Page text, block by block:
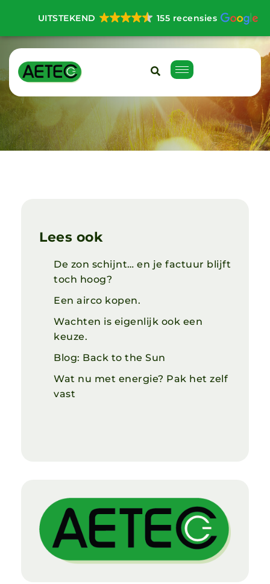
UITSTEKEND 155 recensies
Lees ook
De zon schijnt… en je factuur blijft
toch hoog?
Een airco kopen.
Wachten is eigenlijk ook een
keuze.
Blog: Back to the Sun
Wat nu met energie? Pak het zelf
vast